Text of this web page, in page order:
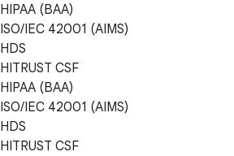
HIPAA (BAA)
ISO/IEC 42001 (AIMS)
HDS
HITRUST CSF
HIPAA (BAA)
ISO/IEC 42001 (AIMS)
HDS
HITRUST CSF